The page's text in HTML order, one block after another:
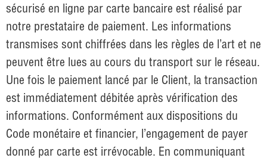
sécurisé en ligne par carte bancaire est réalisé par
notre prestataire de paiement. Les informations
transmises sont chiffrées dans les règles de l’art et ne
peuvent être lues au cours du transport sur le réseau.
Une fois le paiement lancé par le Client, la transaction
est immédiatement débitée après vérification des
informations. Conformément aux dispositions du
Code monétaire et financier, l’engagement de payer
donné par carte est irrévocable. En communiquant